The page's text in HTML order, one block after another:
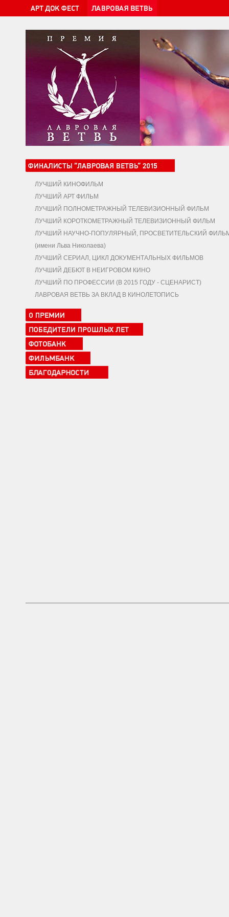
ЛУЧШИЙ КИНОФИЛЬМ
ЛУЧШИЙ АРТ ФИЛЬМ
ЛУЧШИЙ ПОЛНОМЕТРАЖНЫЙ ТЕЛЕВИЗИОННЫЙ ФИЛЬМ
ЛУЧШИЙ КОРОТКОМЕТРАЖНЫЙ ТЕЛЕВИЗИОННЫЙ ФИЛЬМ
ЛУЧШИЙ НАУЧНО-ПОПУЛЯРНЫЙ, ПРОСВЕТИТЕЛЬСКИЙ
(имени Льва Николаева)
ЛУЧШИЙ СЕРИАЛ, ЦИКЛ ДОКУМЕНТАЛЬНЫХ ФИЛЬМОВ
ЛУЧШИЙ ДЕБЮТ В НЕИГРОВОМ КИНО
ЛУЧШИЙ ПО ПРОФЕССИИ (В 2015 ГОДУ - СЦЕНАРИСТ)
ЛАВРОВАЯ ВЕТВЬ ЗА ВКЛАД В КИНОЛЕТОПИСЬ